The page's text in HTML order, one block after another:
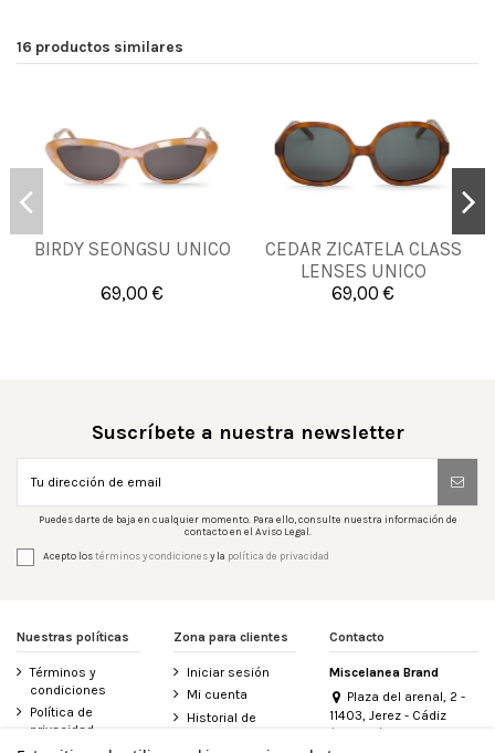
16 productos similares
BIRDY SEONGSU UNICO
69,00 €
UNICA
Añadir al carrito
CEDAR ZICATELA CLASS
LENSES UNICO
69,00 €
UNICA
Añadir al carrito
Suscríbete a nuestra newsletter
Puedes darte de baja en cualquier momento. Para ello, consulte nuestra información de
contacto en el Aviso Legal.
Acepto lostérminos y condicionesy la política de privacidad
Nuestras políticas
Términos y
condiciones
Política de
privacidad
Zona para clientes
Iniciar sesión
Mi cuenta
Historial de
Contacto
Miscelanea Brand
Plaza del arenal, 2 -
11403, Jerez - Cádiz
(España)